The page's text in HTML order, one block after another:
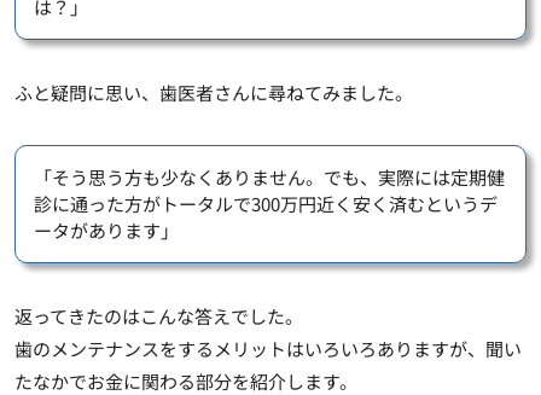
は？」
ふと疑問に思い、歯医者さんに尋ねてみました。
「そう思う方も少なくありません。でも、実際には定期健
診に通った方がトータルで300万円近く安く済むというデ
ータがあります」
返ってきたのはこんな答えでした。
歯のメンテナンスをするメリットはいろいろありますが、聞い
たなかでお金に関わる部分を紹介します。